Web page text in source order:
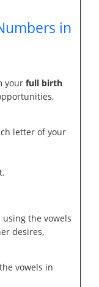
in
your full birth
letter of your
the vowels
desires,
vowels in